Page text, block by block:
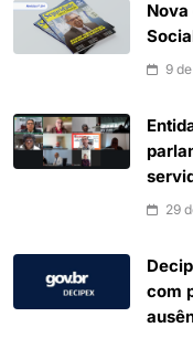
9
29
com